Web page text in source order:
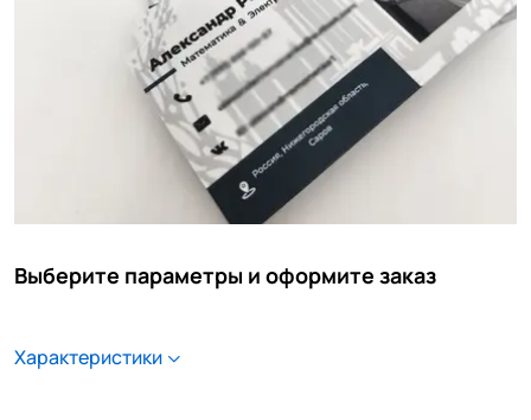
Выберите параметры и оформите заказ
Характеристики